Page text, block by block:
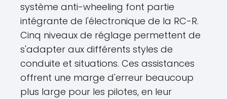
système anti-wheeling font partie
intégrante de l'électronique de la RC-R.
Cinq niveaux de réglage permettent de
s'adapter aux différents styles de
conduite et situations. Ces assistances
offrent une marge d'erreur beaucoup
plus large pour les pilotes, en leur